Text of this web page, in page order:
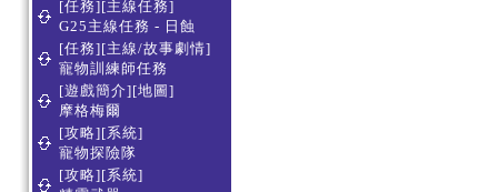
[任務][主線任務]
G25主線任務 - 日蝕
[任務][主線/故事劇情]
寵物訓練師任務
[遊戲簡介][地圖]
摩格梅爾
[攻略][系統]
寵物探險隊
[攻略][系統]